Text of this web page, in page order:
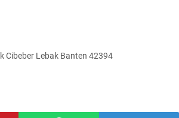
Cibeber Lebak Banten 42394